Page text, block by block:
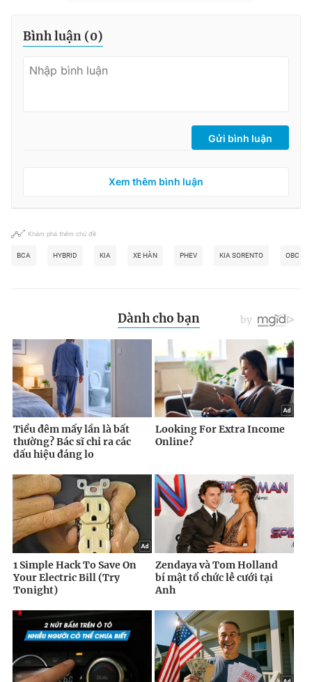
Bình luận (0)
Gửi bình luận
Xem thêm bình luận
Khám phá thêm chủ đề
BCA HYBRID KIA XE HÀN PHEV KIA SORENTO OBC